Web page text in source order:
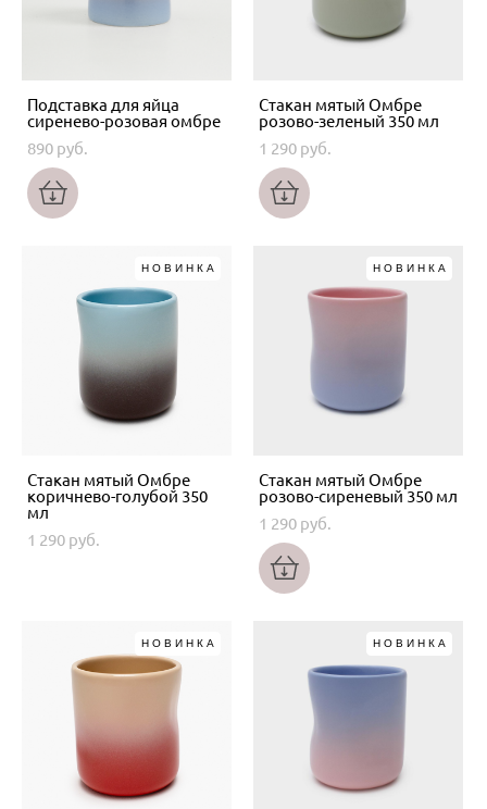
Подставка для яйца
сиренево-розовая омбре
890 pуб.
Стакан мятый Омбре
розово-зеленый 350 мл
1 290 pуб.
НОВИНКА
Стакан мятый Омбре
коричнево-голубой 350
мл
1 290 pуб.
НОВИНКА
Стакан мятый Омбре
розово-сиреневый 350 мл
1 290 pуб.
НОВИНКА НОВИНКА